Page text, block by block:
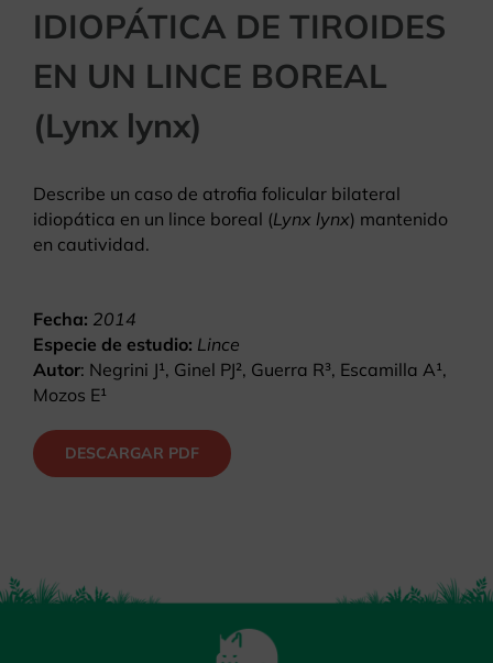
VISITAS
IDIOPÁTICA DE TIROIDES
EN UN LINCE BOREAL
(Lynx lynx)
Describe un caso de atrofia folicular bilateral
idiopática en un lince boreal (Lynx lynx) mantenido
en cautividad.
Fecha: 2014
Especie de estudio: Lince
Autor: Negrini J¹, Ginel PJ², Guerra R³, Escamilla A¹,
Mozos E¹
DESCARGAR PDF